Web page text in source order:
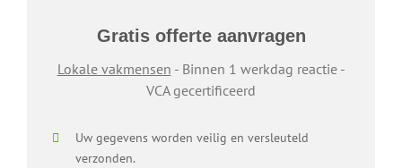
Gratis offerte aanvragen
Lokale vakmensen - Binnen 1 werkdag reactie -
VCA gecertificeerd
Uw gegevens worden veilig en versleuteld
verzonden.